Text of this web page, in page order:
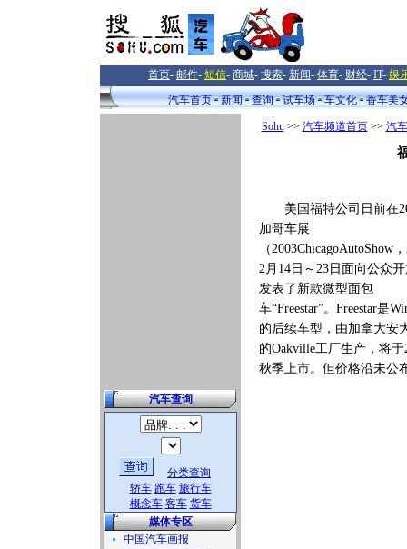
首页- 邮件- 短信- 商城- 搜索- 新闻- 体育- 财经- IT- 娱
汽车首页
新闻 查询 试车场 车文化 香车美
汽车查询
分类查询
轿车 跑车 旅行车
概念车 客车 货车
媒体专区
中国汽车画报
Sohu>> 汽车频道首页>> 汽
美国福特公司日前在
加哥车展
（2003ChicagoAutoShow
2月14日～23日面向公众
发表了新款微型面包
车“Freestar”。Freestar是
的后续车型，由加拿大安
的Oakville工厂生产，将于
秋季上市。但价格沿未公